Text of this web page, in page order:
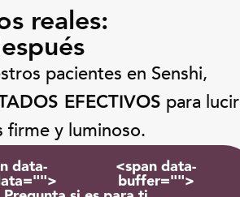
reales:
pacientes en Senshi,
EFECTIVOS para lucir
firme y luminoso.
data-
">
<span data-
buffer="">